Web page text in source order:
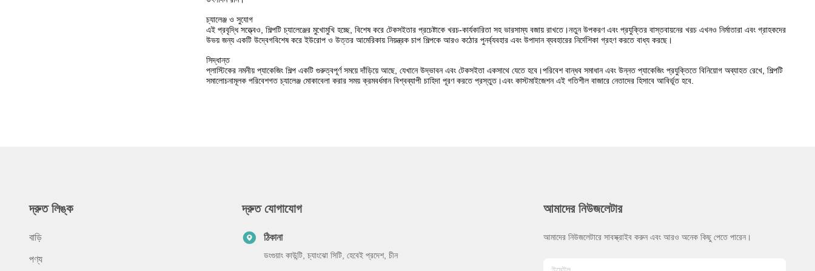
চ্যালেঞ্জ ও সুযোগ
এই প্রবৃদ্ধি সত্ত্বেও, শিল্পটি চ্যালেঞ্জের মুখোমুখি হচ্ছে, বিশেষ করে টেকসইতার প্রচেষ্টাকে খরচ-কার্যকারিতা সহ ভারসাম্য বজায় রাখতে।নতুন উপকরণ এবং প্রযুক্তির বাস্তবায়নের খরচ এখনও নির্মাতারা এবং গ্রাহকদের
উভয় জন্য একটি উদ্বেগবিশেষ করে ইউরোপ ও উত্তর আমেরিকায় নিয়ন্ত্রক চাপ শিল্পকে আরও কঠোর পুনর্ব্যবহার এবং উপাদান ব্যবহারের নির্দেশিকা গ্রহণ করতে বাধ্য করছে।
সিদ্ধান্ত
প্লাস্টিকের নমনীয় প্যাকেজিং শিল্প একটি গুরুত্বপূর্ণ সময়ে দাঁড়িয়ে আছে, যেখানে উদ্ভাবন এবং টেকসইতা একসাথে যেতে হবে।পরিবেশ বান্ধব সমাধান এবং উন্নত প্যাকেজিং প্রযুক্তিতে বিনিয়োগ অব্যাহত রেখে, শিল্পটি
সমালোচনামূলক পরিবেশগত চ্যালেঞ্জ মোকাবেলা করার সময় ক্রমবর্ধমান বিশ্বব্যাপী চাহিদা পূরণ করতে প্রস্তুত।এবং কাস্টমাইজেশন এই গতিশীল বাজারে নেতাদের হিসাবে আবির্ভূত হবে.
দ্রুত লিঙ্ক
বাড়ি
পণ্য
দ্রুত যোগাযোগ
ঠিকানা
ডংগুয়াং কাউন্টি, চ্যাংঝো সিটি, হেবেই প্রদেশ, চীন
আমাদের নিউজলেটার
আমাদের নিউজলেটারে সাবস্ক্রাইব করুন এবং আরও অনেক কিছু পেতে পারেন।